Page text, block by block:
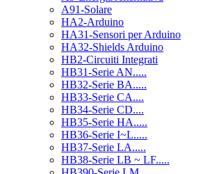
A91-Solare
HA2-Arduino
HA31-Sensori per Arduino
HA32-Shields Arduino
HB2-Circuiti Integrati
HB31-Serie AN.....
HB32-Serie BA.....
HB33-Serie CA....
HB34-Serie CD....
HB35-Serie HA.....
HB36-Serie I~L.....
HB37-Serie LA.....
HB38-Serie LB ~ LF.....